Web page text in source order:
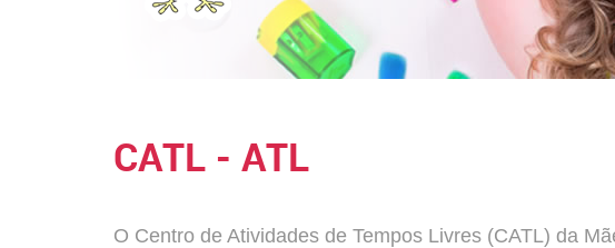
CATL - ATL
O Centro de Atividades de Tempos Livres (CATL) da